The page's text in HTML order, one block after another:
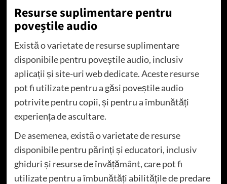
Resurse suplimentare pentru
poveștile audio
Există o varietate de resurse suplimentare
disponibile pentru poveștile audio, inclusiv
aplicații și site-uri web dedicate. Aceste resurse
pot fi utilizate pentru a găsi poveștile audio
potrivite pentru copii, și pentru a îmbunătăți
experiența de ascultare.
De asemenea, există o varietate de resurse
disponibile pentru părinți și educatori, inclusiv
ghiduri și resurse de învățământ, care pot fi
utilizate pentru a îmbunătăți abilitățile de predare